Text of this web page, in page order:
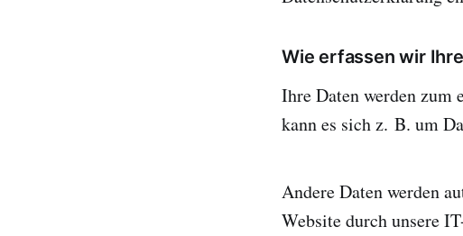
Wie erfassen wir
Ihre Daten werden zum
kann es sich z. B. um
Andere Daten werden
Website durch unsere